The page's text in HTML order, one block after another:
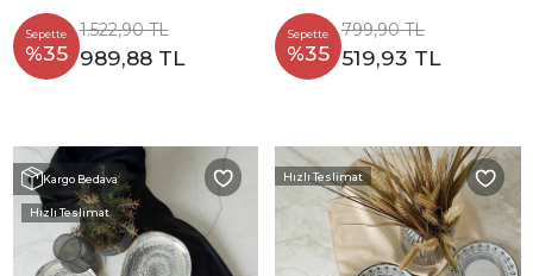
Sepette
%35
1.522,90 TL
989,88 TL
Sepette
%35
799,90 TL
519,93 TL
Kargo Bedava
Hızlı Teslimat
Hızlı Teslimat